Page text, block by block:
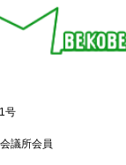
号
議所会員